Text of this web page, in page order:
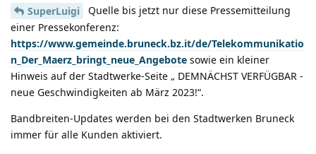
SuperLuigi
Quelle bis jetzt nur diese Pressemitteilung
einer Pressekonferenz:
https://www.gemeinde.bruneck.bz.it/de/Telekommunikatio
n_Der_Maerz_bringt_neue_Angebote sowie ein kleiner
Hinweis auf der Stadtwerke-Seite „ DEMNÄCHST VERFÜGBAR -
neue Geschwindigkeiten ab März 2023!“.
Bandbreiten-Updates werden bei den Stadtwerken Bruneck
immer für alle Kunden aktiviert.